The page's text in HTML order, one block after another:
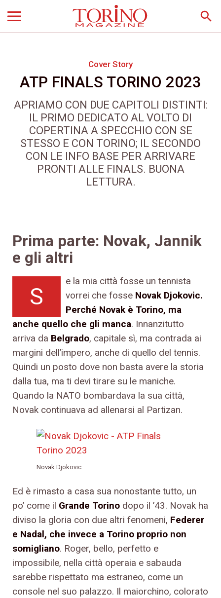
search
Cover Story
ATP FINALS TORINO 2023
APRIAMO CON DUE CAPITOLI DISTINTI:
IL PRIMO DEDICATO AL VOLTO DI
COPERTINA A SPECCHIO CON SE
STESSO E CON TORINO; IL SECONDO
CON LE INFO BASE PER ARRIVARE
PRONTI ALLE FINALS. BUONA
LETTURA.
Prima parte: Novak, Jannik
e gli altri
S
e la mia città fosse un tennista
vorrei che fosse Novak Djokovic.
Perché Novak è Torino, ma
anche quello che gli manca. Innanzitutto
arriva da Belgrado, capitale sì, ma contrada ai
margini dell’impero, anche di quello del tennis.
Quindi un posto dove non basta avere la storia
dalla tua, ma ti devi tirare su le maniche.
Quando la NATO bombardava la sua città,
Novak continuava ad allenarsi al Partizan.
Novak Djokovic
Ed è rimasto a casa sua nonostante tutto, un
po’ come il Grande Torino dopo il ’43. Novak ha
diviso la gloria con due altri fenomeni, Federer
e Nadal, che invece a Torino proprio non
somigliano. Roger, bello, perfetto e
impossibile, nella città operaia e sabauda
sarebbe rispettato ma estraneo, come un
console nel suo palazzo. Il maiorchino, colorato